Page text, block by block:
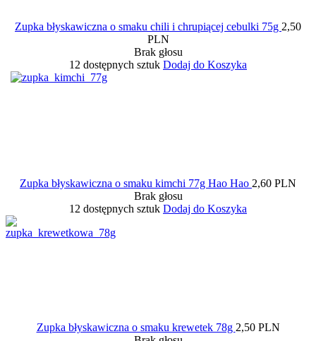
Zupka błyskawiczna o smaku chili i chrupiącej cebulki 75g 2,50
PLN
Brak głosu
12 dostępnych sztuk Dodaj do Koszyka
Zupka błyskawiczna o smaku kimchi 77g Hao Hao 2,60 PLN
Brak głosu
12 dostępnych sztuk Dodaj do Koszyka
Zupka błyskawiczna o smaku krewetek 78g 2,50 PLN